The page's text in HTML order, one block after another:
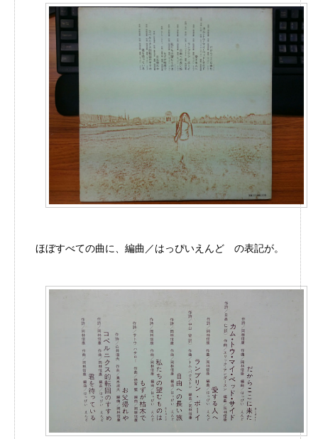
ほぼすべての曲に、編曲／はっぴいえんど の表記が。